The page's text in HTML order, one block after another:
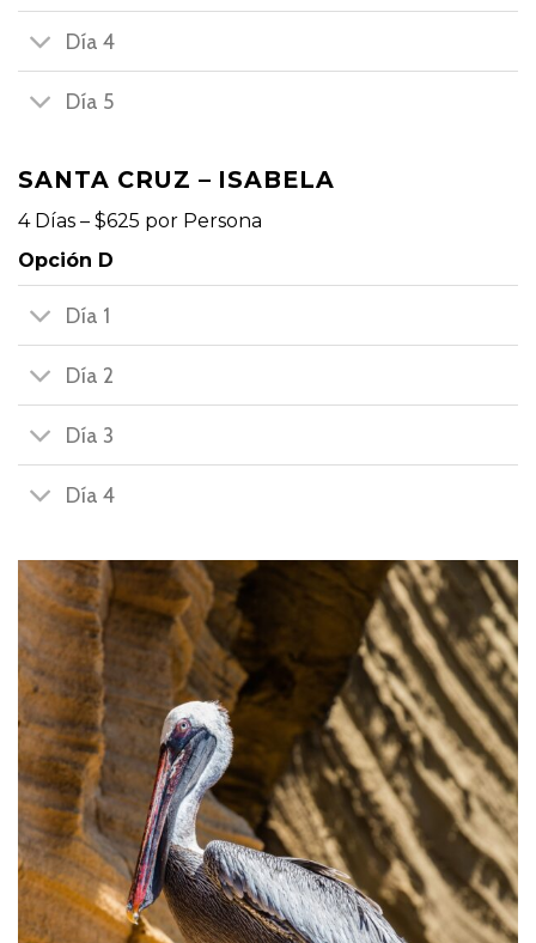
Día 4
Día 5
SANTA CRUZ – ISABELA
4 Días – $625 por Persona
Opción D
Día 1
Día 2
Día 3
Día 4